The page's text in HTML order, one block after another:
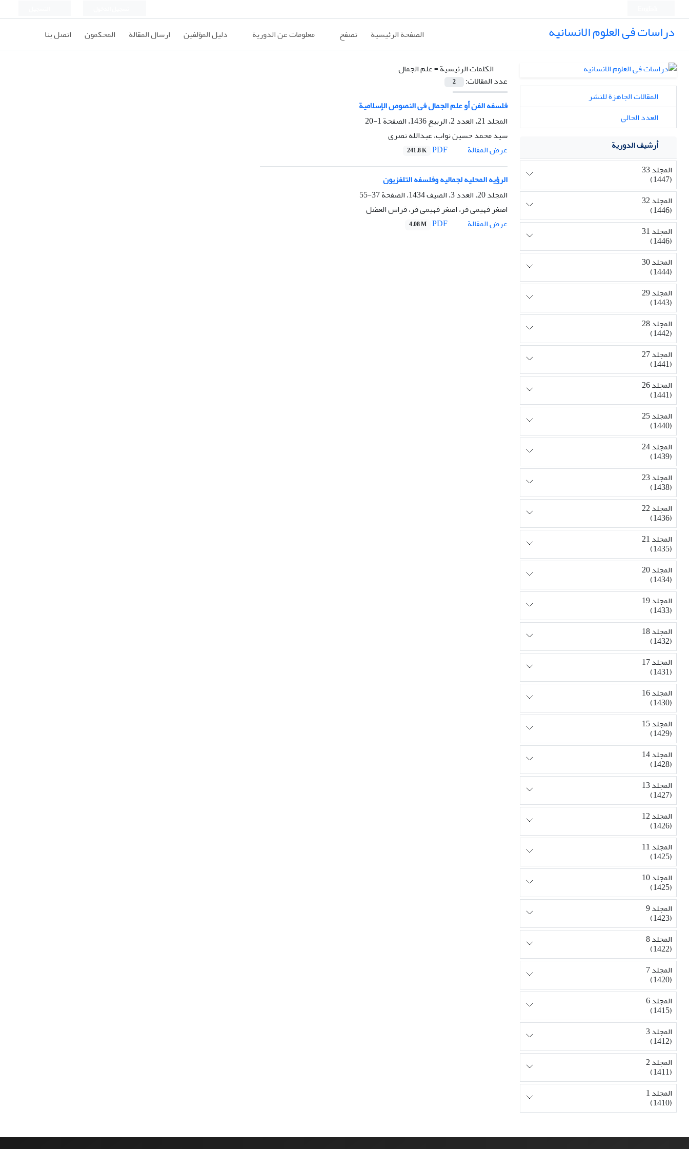
دراسات فی العلوم الانسانیه الصفحة الرئيسية تصفح معلومات عن الدورية دليل المؤلفين ارسال المقالة المحكمون اتصل بنا
الكلمات الرئيسية =علم الجمال
عدد المقالات:
2
فلسفه الفن أو علم الجمال فی النصوص الإسلامیة
المجلد 21، العدد 2، الربيع 1436، الصفحة
1-20
سید محمد حسین نواب، عبدالله نصری
عرض المقالة
241.8 K
الرؤیه المحلیه لجمالیه وفلسفه التلفزیون
المجلد 20، العدد 3، الصيف 1434، الصفحة
37-55
اصغر فهیمی فر، اصغر فهیمی فر، فراس العضل
عرض المقالة
4.08 M
المقالات الجاهزة للنشر
العدد الحالي
أرشيف الدورية
المجلد 33
(1447)
المجلد 32
(1446)
المجلد 31
(1446)
المجلد 30
(1444)
المجلد 29
(1443)
المجلد 28
(1442)
المجلد 27
(1441)
المجلد 26
(1441)
المجلد 25
(1440)
المجلد 24
(1439)
المجلد 23
(1438)
المجلد 22
(1436)
المجلد 21
(1435)
المجلد 20
(1434)
المجلد 19
(1433)
المجلد 18
(1432)
المجلد 17
(1431)
المجلد 16
(1430)
المجلد 15
(1429)
المجلد 14
(1428)
المجلد 13
(1427)
المجلد 12
(1426)
المجلد 11
(1425)
المجلد 10
(1425)
المجلد 9
(1423)
المجلد 8
(1422)
المجلد 7
(1420)
المجلد 6
(1415)
المجلد 3
(1412)
المجلد 2
(1411)
المجلد 1
(1410)